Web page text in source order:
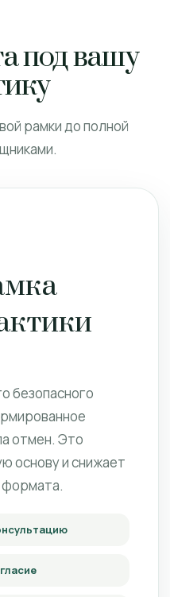
под вашу
рамки до полной
безопасного
отмен. Это
основу и снижает
формата.